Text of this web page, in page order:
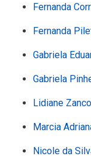
Fernanda
Fernanda
Gabriela
Gabriela
Lidiane
Marcia
Nicole da